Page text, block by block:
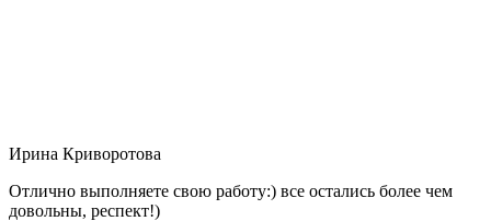
Ирина Криворотова
Отлично выполняете свою работу:) все остались более чем
довольны, респект!)